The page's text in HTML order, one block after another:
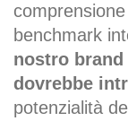
benchmark
nostro
dovrebbe
potenzialità